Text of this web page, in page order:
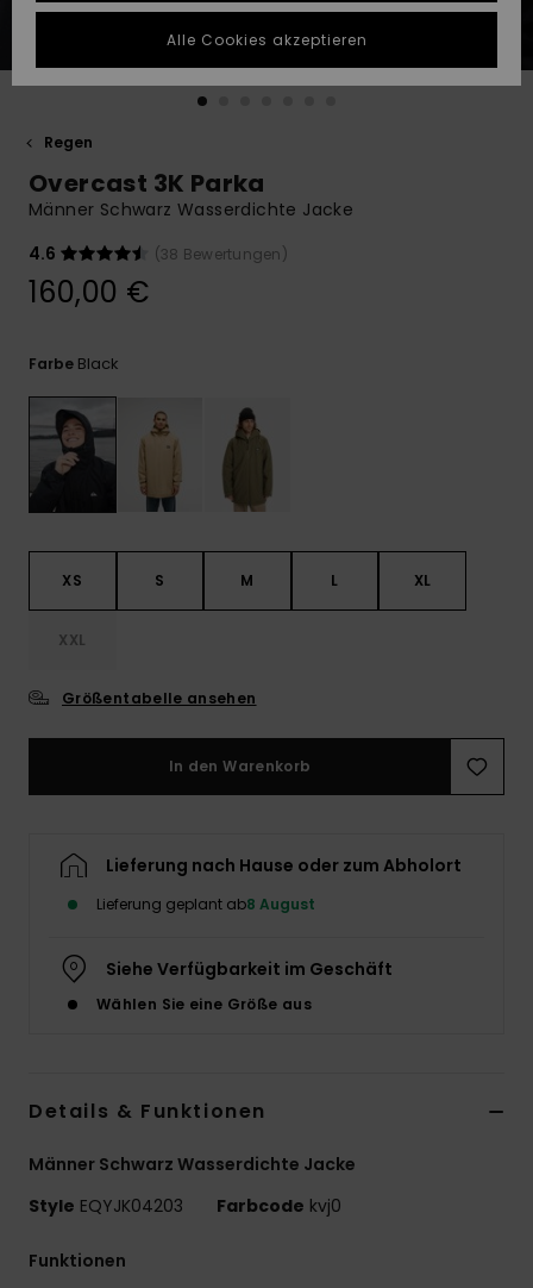
um die
schnellste
Antwort auf Ihre
erhalten.
Finden Sie
die häufigsten
Fragen sowie
QUIKSILVER APP
WUNSCHLISTE
Regen
Overcast 3K Parka
Männer Schwarz Wasserdichte Jacke
4.6
(38 Bewertungen)
160,00 €
Farbe Black
XS S M L XL
XXL
Größentabelle ansehen
In den Warenkorb
Lieferung nach Hause oder zum Abholort
Lieferung geplant ab8 August
Siehe Verfügbarkeit im Geschäft
Wählen Sie eine Größe aus
Details & Funktionen
Männer Schwarz Wasserdichte Jacke
Style EQYJK04203 Farbcode kvj0
Funktionen
Alle Cookies akzeptieren